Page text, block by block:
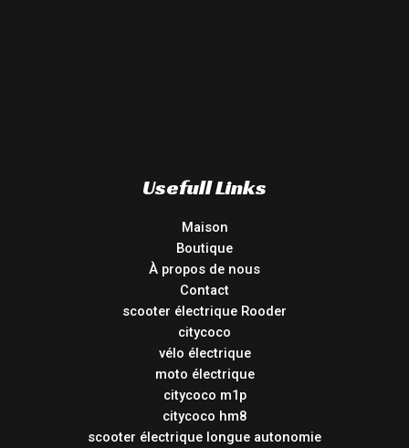
Usefull Links
Maison
Boutique
À propos de nous
Contact
scooter électrique Rooder
citycoco
vélo électrique
moto électrique
citycoco m1p
citycoco hm8
scooter électrique longue autonomie